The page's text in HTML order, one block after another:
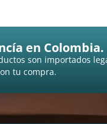
en Colombia.
son importados
tu compra.